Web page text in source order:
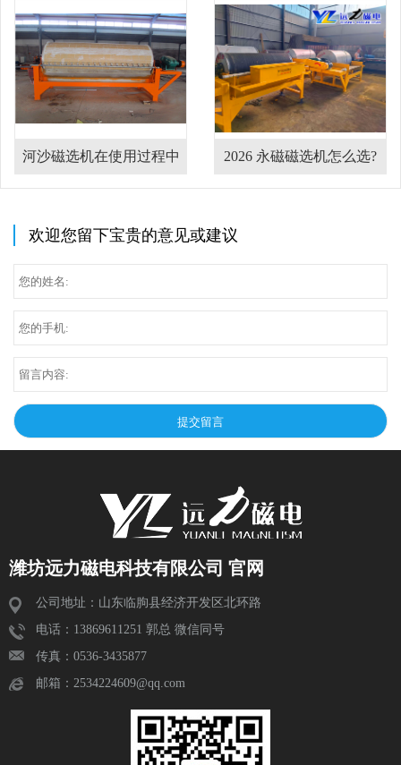
河沙磁选机在使用过程中
的注意事项
2026 永磁磁选机怎么选?
干湿式磁选机设备哪家厂
欢迎您留下宝贵的意见或建议
潍坊远力磁电科技有限公司 官网
公司地址：山东临朐县经济开发区北环路
电话：13869611251 郭总 微信同号
传真：0536-3435877
邮箱：2534224609@qq.com